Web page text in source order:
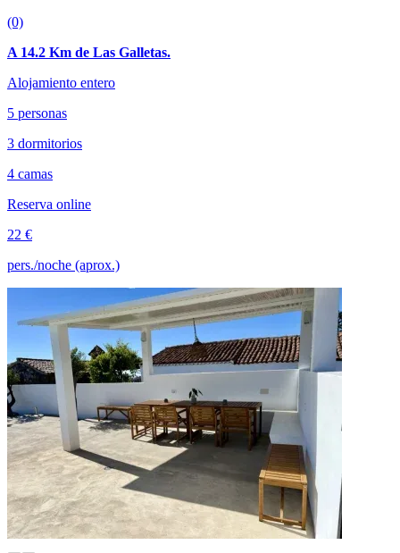
(0)
A 14.2 Km de Las Galletas.
Alojamiento entero
5 personas
3 dormitorios
4 camas
Reserva online
22 €
pers./noche (aprox.)